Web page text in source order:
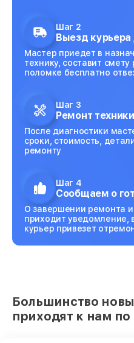
Шаг 2
Выезд курьера
Мастер приедет в
технику, составит
поломке бесплатно
Шаг 3
Ремонт техники
После диагностики
сроки, стоимость,
ремонту
Шаг 4
Сообщаем о
О завершении ремонта
приходит уведомление,
курьер привезет
Большинство
приходят к нам